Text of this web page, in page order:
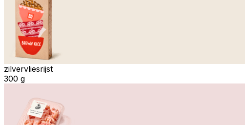
zilvervliesrijst
300 g